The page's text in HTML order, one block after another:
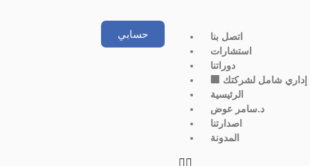
حسابي
اتصل بنا
استشارات
دوراتنا
إداري شامل لشركتك
الرئيسية
د.سامر عوض
اصدارتنا
المدونة